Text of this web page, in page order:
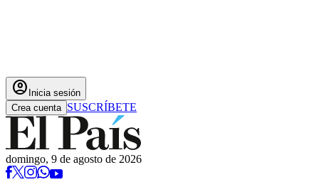
account_circle Inicia sesión
Crea cuenta SUSCRÍBETE
domingo, 9 de agosto de 2026